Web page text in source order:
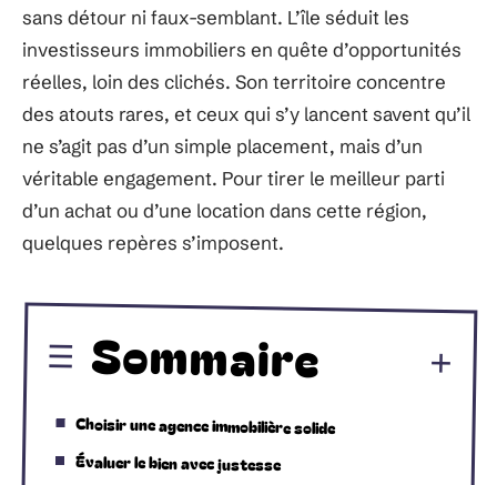
sans détour ni faux-semblant. L’île séduit les
investisseurs immobiliers en quête d’opportunités
réelles, loin des clichés. Son territoire concentre
des atouts rares, et ceux qui s’y lancent savent qu’il
ne s’agit pas d’un simple placement, mais d’un
véritable engagement. Pour tirer le meilleur parti
d’un achat ou d’une location dans cette région,
quelques repères s’imposent.
Sommaire
Choisir une agence immobilière solide
Évaluer le bien avec justesse